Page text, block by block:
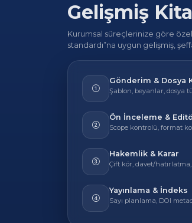
Gelişmiş
Kurumsal süreçlerinize göre
standardı”na uygun gelişmiş,
Gönderim & Dosya
Şablon, beyanlar, dosya
Ön İnceleme &
Scope kontrolü, format
Hakemlik & Karar
Çift kör, davet/
Yayınlama & İndeks
Sayı planlama, DOI